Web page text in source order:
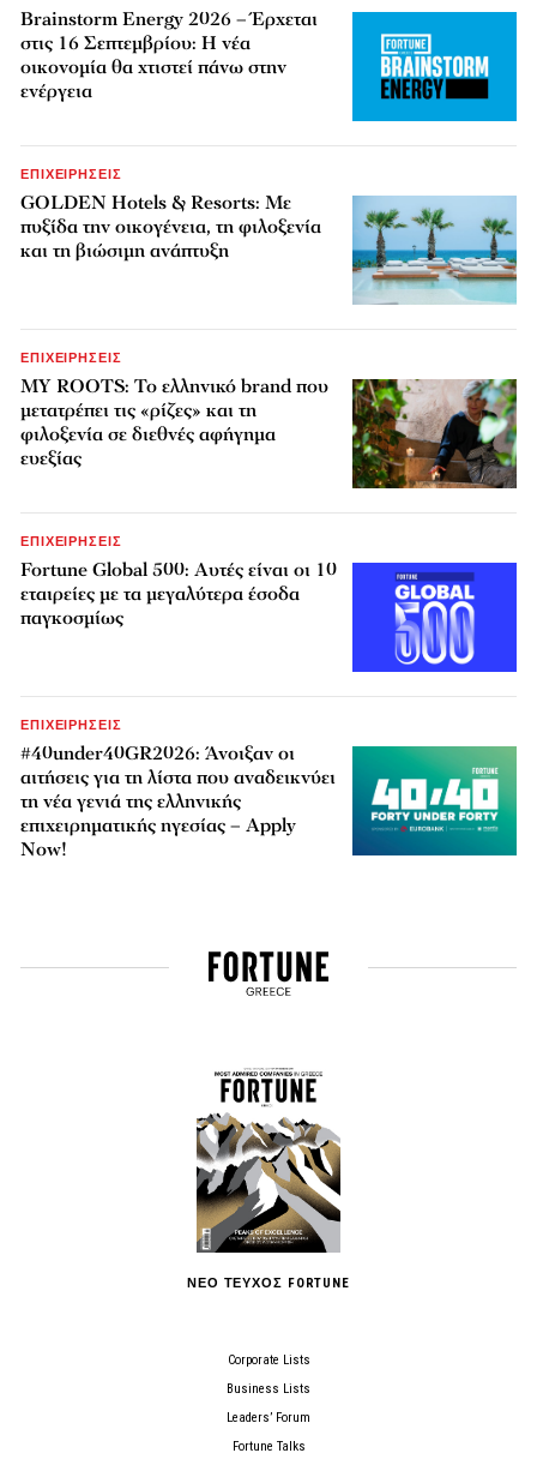
Brainstorm Energy 2026 – Έρχεται
στις 16 Σεπτεμβρίου: Η νέα
οικονομία θα χτιστεί πάνω στην
ενέργεια
ΕΠΙΧΕΙΡΗΣΕΙΣ
GOLDEN Hotels & Resorts: Με
πυξίδα την οικογένεια, τη φιλοξενία
και τη βιώσιμη ανάπτυξη
ΕΠΙΧΕΙΡΗΣΕΙΣ
MY ROOTS: Το ελληνικό brand που
μετατρέπει τις «ρίζες» και τη
φιλοξενία σε διεθνές αφήγημα
ευεξίας
ΕΠΙΧΕΙΡΗΣΕΙΣ
Fortune Global 500: Αυτές είναι οι 10
εταιρείες με τα μεγαλύτερα έσοδα
παγκοσμίως
ΕΠΙΧΕΙΡΗΣΕΙΣ
#40under40GR2026: Άνοιξαν οι
αιτήσεις για τη λίστα που αναδεικνύει
τη νέα γενιά της ελληνικής
επιχειρηματικής ηγεσίας – Apply
Now!
ΝΕΟ ΤΕΥΧΟΣ FORTUNE
Corporate Lists
Business Lists
Leaders’ Forum
Fortune Talks